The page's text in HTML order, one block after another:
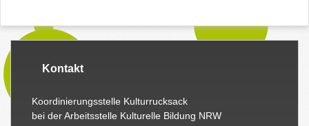
Kontakt
Koordinierungsstelle Kulturrucksack
bei der Arbeitsstelle Kulturelle Bildung NRW